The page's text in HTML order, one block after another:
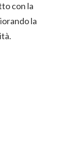
con la
la